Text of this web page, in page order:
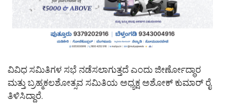
ವಿವಿಧ ಸಮಿತಿಗಳ ಸಭೆ ನಡೆಸಲಾಗುತ್ತದೆ ಎಂದು ಜೀರ್ಣೋದ್ಧಾರ
ಮತ್ತು ಬ್ರಹ್ಮಕಲಶೋತ್ಸವ ಸಮಿತಿಯ ಅಧ್ಯಕ್ಷ ಅಶೋಕ್ ಕುಮಾರ್ ರೈ
ತಿಳಿಸಿದ್ದಾರೆ.